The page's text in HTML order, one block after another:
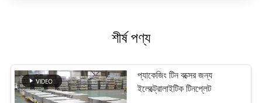
শীর্ষ পণ্য
প্যাকেজিং টিন বক্সের জন্য
ইলেক্ট্রোলাইটিক টিনপ্লেট